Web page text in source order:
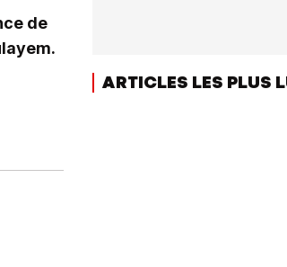
de
ARTICLES LES PLUS